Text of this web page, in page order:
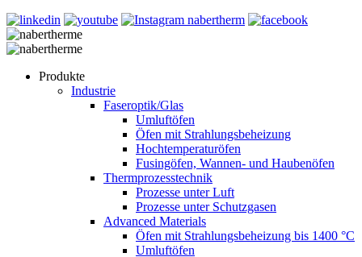
Produkte
Industrie
Faseroptik/Glas
Umluftöfen
Öfen mit Strahlungsbeheizung
Hochtemperaturöfen
Fusingöfen, Wannen- und Haubenöfen
Thermprozesstechnik
Prozesse unter Luft
Prozesse unter Schutzgasen
Advanced Materials
Öfen mit Strahlungsbeheizung bis 1400 °C
Umluftöfen